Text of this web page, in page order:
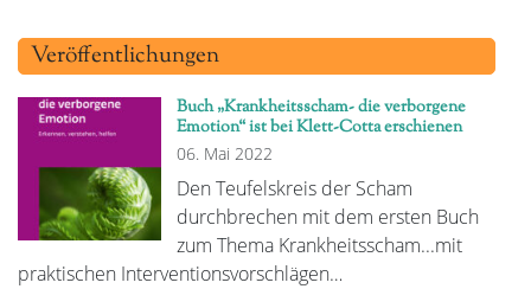
Veröffentlichungen
Buch „Krankheitsscham- die verborgene
Emotion“ ist bei Klett-Cotta erschienen
06. Mai 2022
Den Teufelskreis der Scham
durchbrechen mit dem ersten Buch
zum Thema Krankheitsscham...mit
praktischen Interventionsvorschlägen…